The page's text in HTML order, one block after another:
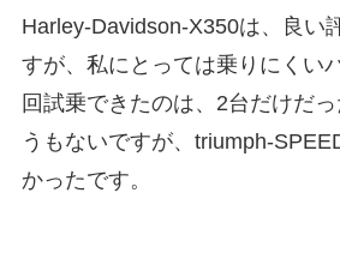
Harley-Davidson-X350は、良い
すが、私にとっては乗りにくい
回試乗できたのは、2台だけだ
うもないですが、triumph-
かったです。